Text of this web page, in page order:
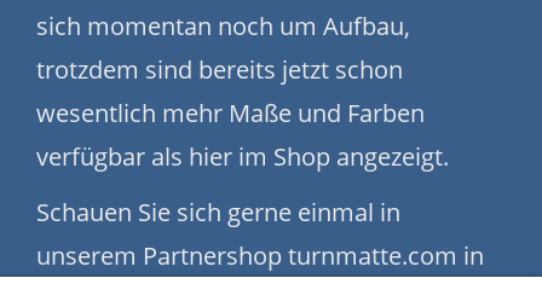
sich momentan noch um Aufbau,
trotzdem sind bereits jetzt schon
wesentlich mehr Maße und Farben
verfügbar als hier im Shop angezeigt.
Schauen Sie sich gerne einmal in
unserem Partnershop turnmatte.com in